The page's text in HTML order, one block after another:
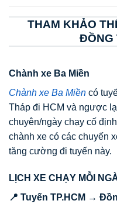
THAM KHẢO
ĐỒNG
Chành xe Ba Miền
Chành xe Ba Miền có
Tháp đi HCM và ngược
chuyên/ngày chạy cố
chành xe có các chuyến
tăng cường đi tuyến này.
LỊCH XE CHẠY MỖI
📍 Tuyến TP.HCM →